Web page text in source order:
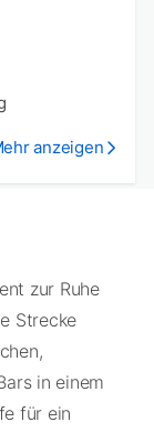
anzeigen
zur Ruhe
Strecke
in einem
für ein